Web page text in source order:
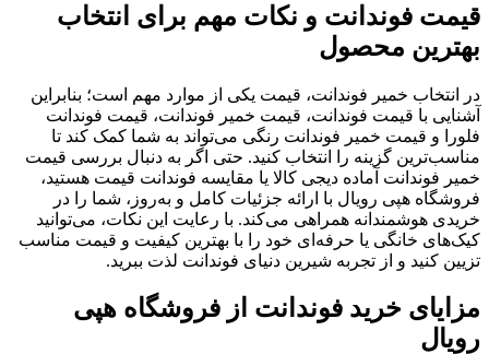
قیمت فوندانت و نکات مهم برای انتخاب
بهترین محصول
در انتخاب خمیر فوندانت، قیمت یکی از موارد مهم است؛ بنابراین
آشنایی با قیمت فوندانت، قیمت خمیر فوندانت، قیمت فوندانت
فلورا و قیمت خمیر فوندانت رنگی می‌تواند به شما کمک کند تا
مناسب‌ترین گزینه را انتخاب کنید. حتی اگر به دنبال بررسی قیمت
خمیر فوندانت آماده دیجی کالا یا مقایسه فوندانت قیمت هستید،
فروشگاه هپی رویال با ارائه جزئیات کامل و به‌روز، شما را در
خریدی هوشمندانه همراهی می‌کند. با رعایت این نکات، می‌توانید
کیک‌های خانگی یا حرفه‌ای خود را با بهترین کیفیت و قیمت مناسب
تزیین کنید و از تجربه شیرین دنیای فوندانت لذت ببرید.
مزایای خرید فوندانت از فروشگاه هپی
رویال